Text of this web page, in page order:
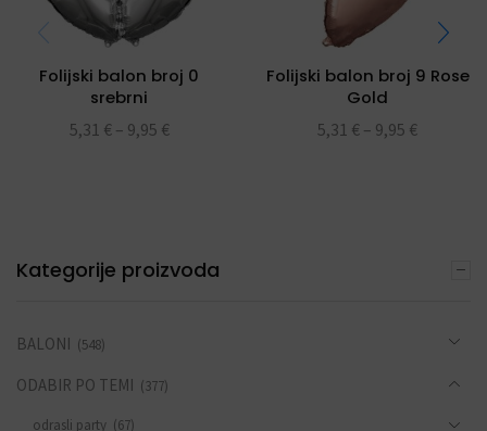
Folijski balon broj 0
srebrni
5,31 € – 9,95 €
Folijski balon broj 9 Rose
Gold
5,31 € – 9,95 €
Kategorije proizvoda
BALONI (548)
ODABIR PO TEMI (377)
odrasli party (67)